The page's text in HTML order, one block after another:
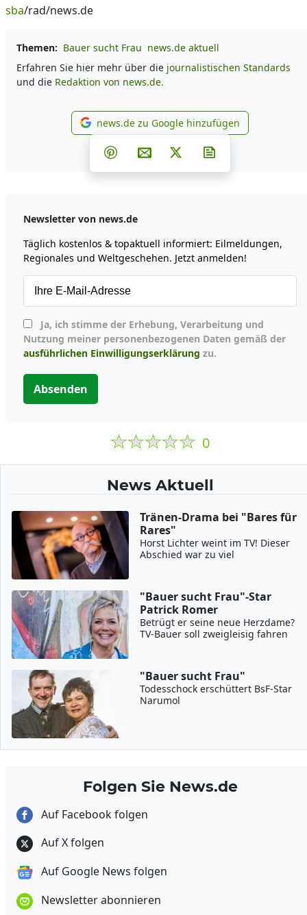
sba/rad/news.de
Themen: Bauer sucht Frau news.de aktuell
Erfahren Sie hier mehr über die journalistischen Standards
und die Redaktion von news.de.
news.de zu Google
news.de zu Google hinzufügen
Teilen auf Facebook
Teilen auf Whatsapp
Teilen auf Telegram
Teilen auf Pinterest
Per E-Mail teilen
Post auf XNewsletter
Newsletter von news.de
Täglich kostenlos & topaktuell informiert: Eilmeldungen,
Regionales und Weltgeschehen. Jetzt anmelden!
Nutzung meiner personenbezogenen Daten gemäß der
ausführlichen Einwilligungserklärung zu.
Absenden
0
News Aktuell
Tränen-Drama bei "Bares für
Rares"
Horst Lichter weint im TV! Dieser
Abschied war zu viel
"Bauer sucht Frau"-Star
Patrick Romer
Betrügt er seine neue Herzdame?
TV-Bauer soll zweigleisig fahren
"Bauer sucht Frau"
Todesschock erschüttert BsF-Star
Narumol
Folgen Sie News.de
Auf Facebook folgen
Auf X folgen
Auf Google News folgen
Newsletter abonnieren